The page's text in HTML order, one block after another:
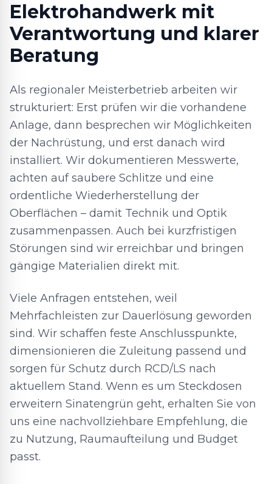
Elektrohandwerk mit
Verantwortung und klarer
Beratung
Als regionaler Meisterbetrieb arbeiten wir
strukturiert: Erst prüfen wir die vorhandene
Anlage, dann besprechen wir Möglichkeiten
der Nachrüstung, und erst danach wird
installiert. Wir dokumentieren Messwerte,
achten auf saubere Schlitze und eine
ordentliche Wiederherstellung der
Oberflächen – damit Technik und Optik
zusammenpassen. Auch bei kurzfristigen
Störungen sind wir erreichbar und bringen
gängige Materialien direkt mit.
Viele Anfragen entstehen, weil
Mehrfachleisten zur Dauerlösung geworden
sind. Wir schaffen feste Anschlusspunkte,
dimensionieren die Zuleitung passend und
sorgen für Schutz durch RCD/LS nach
aktuellem Stand. Wenn es um Steckdosen
erweitern Sinatengrün geht, erhalten Sie von
uns eine nachvollziehbare Empfehlung, die
zu Nutzung, Raumaufteilung und Budget
passt.